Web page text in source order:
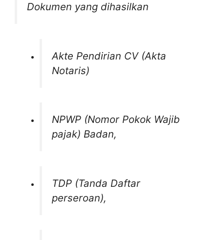
Dokumen yang dihasilkan
Akte Pendirian CV (Akta
Notaris)
NPWP (Nomor Pokok Wajib
pajak) Badan,
TDP (Tanda Daftar
perseroan),